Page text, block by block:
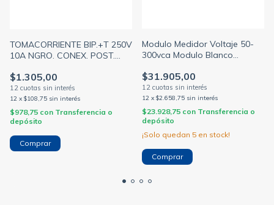
TOMACORRIENTE BIP.+T 250V
10A NGRO. CONEX. POST.
$1.305,00
12 x $108,75 sin interés
$978,75 con Transferencia o
depósito
Modulo Medidor Voltaje 50-
300vca Modulo Blanco
$31.905,00
12 x $2.658,75 sin interés
$23.928,75 con Transferencia o
depósito
¡Solo quedan 5 en stock!